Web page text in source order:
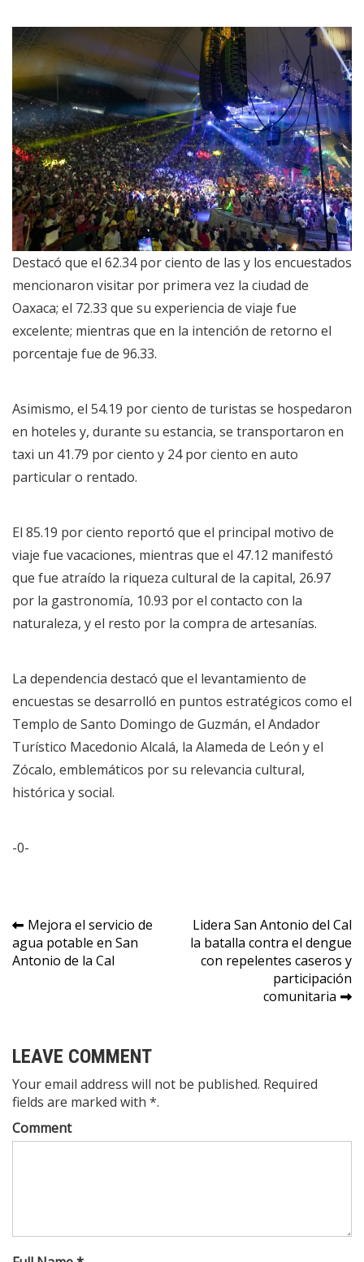
Destacó que el 62.34 por ciento de las y los encuestados
mencionaron visitar por primera vez la ciudad de
Oaxaca; el 72.33 que su experiencia de viaje fue
excelente; mientras que en la intención de retorno el
porcentaje fue de 96.33.
Asimismo, el 54.19 por ciento de turistas se hospedaron
en hoteles y, durante su estancia, se transportaron en
taxi un 41.79 por ciento y 24 por ciento en auto
particular o rentado.
El 85.19 por ciento reportó que el principal motivo de
viaje fue vacaciones, mientras que el 47.12 manifestó
que fue atraído la riqueza cultural de la capital, 26.97
por la gastronomía, 10.93 por el contacto con la
naturaleza, y el resto por la compra de artesanías.
La dependencia destacó que el levantamiento de
encuestas se desarrolló en puntos estratégicos como el
Templo de Santo Domingo de Guzmán, el Andador
Turístico Macedonio Alcalá, la Alameda de León y el
Zócalo, emblemáticos por su relevancia cultural,
histórica y social.
-0-
Navegación
de
Mejora el servicio de
agua potable en San
Antonio de la Cal
Lidera San Antonio del Cal
la batalla contra el dengue
con repelentes caseros y
participación
comunitaria
LEAVE COMMENT
Your email address will not be published. Required
fields are marked with *.
Comment